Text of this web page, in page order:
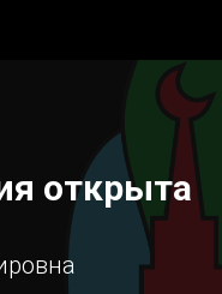
открыта